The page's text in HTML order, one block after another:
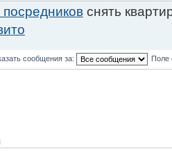
снять
сообщения за: Поле